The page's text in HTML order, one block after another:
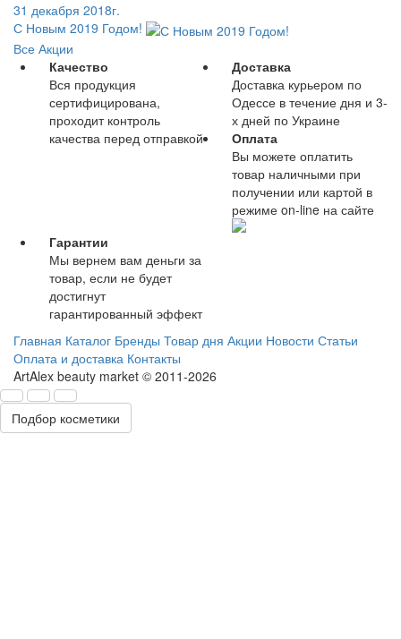
31 декабря 2018г.
С Новым 2019 Годом!
Все Акции
Качество
Вся продукция
сертифицирована,
проходит контроль
качества перед отправкой
Доставка
Доставка курьером по
Одессе в течение дня и 3-
х дней по Украине
Оплата
Вы можете оплатить
товар наличными при
получении или картой в
режиме on-line на сайте
Гарантии
Мы вернем вам деньги за
товар, если не будет
достигнут
гарантированный эффект
Главная Каталог Бренды Товар дня Акции Новости Статьи
Оплата и доставка Контакты
ArtAlex beauty market © 2011-2026
Подбор косметики